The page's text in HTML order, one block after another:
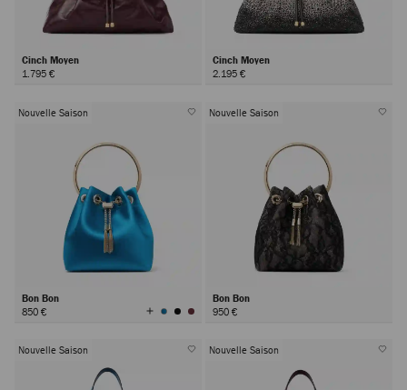
Cinch Moyen
1.795 €
Cinch Moyen
2.195 €
Nouvelle Saison
Bon Bon
850 €
Afficher
toutes
Nouvelle Saison
Bon Bon
950 €
Nouvelle Saison Nouvelle Saison